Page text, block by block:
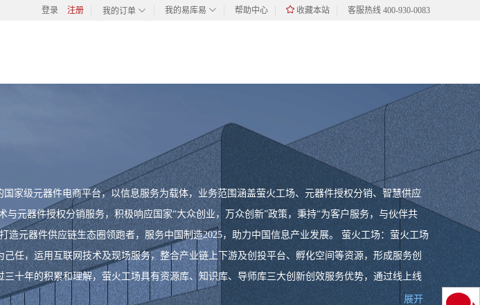
登录 注册 我的订单 我的易库易 帮助中心 收藏本站 客服热线 400-930-0083
家级元器件电商平台，以信息服务为载体，业务范围涵盖萤火工场、元器件授权分销、智慧供应
元器件授权分销服务，积极响应国家“大众创业，万众创新”政策，秉持“为客户服务，与伙伴共
造元器件供应链生态圈领跑者，服务中国制造2025，助力中国信息产业发展。 萤火工场：萤火工场
任，运用互联网技术及现场服务，整合产业链上下游及创投平台、孵化空间等资源，形成服务创
十年的积累和理解，萤火工场具有资源库、知识库、导师库三大创新创效服务优势，通过线上线
资源对接等在内的全程服务。 元器件授权分销：中电港旗下的中电器材（CEAC）是业界领先的
展开